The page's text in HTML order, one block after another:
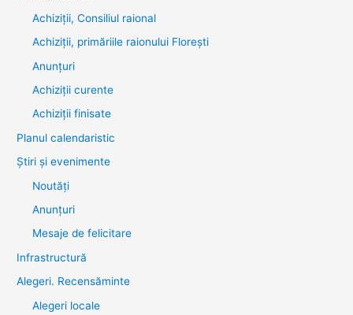
Achiziții, Consiliul raional
Achiziții, primăriile raionului Florești
Anunțuri
Achiziții curente
Achiziții finisate
Planul calendaristic
Știri şi evenimente
Noutăţi
Anunţuri
Mesaje de felicitare
Infrastructură
Alegeri. Recensăminte
Alegeri locale